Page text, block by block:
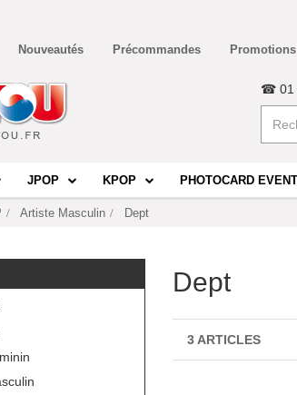
Nouveautés Précommandes Promotions
☎ 01
JPOP KPOP PHOTOCARD EVENT
Artiste Masculin Dept
Dept
3 ARTICLES